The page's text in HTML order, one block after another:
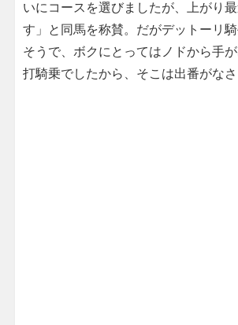
いにコースを選びましたが、上がり
す」と同馬を称賛。だがデットーリ
そうで、ボクにとってはノドから手
打騎乗でしたから、そこは出番がな